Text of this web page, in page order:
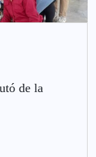
de la